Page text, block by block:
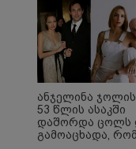
ანჯელინა ჯოლის
53 წლის ასაკში
დაშორდა ცოლს
გამოაცხადა, რომ